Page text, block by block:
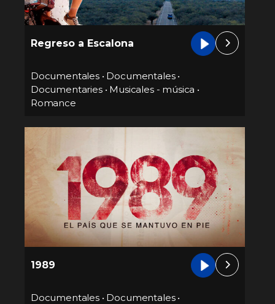
Regreso a Escalona
Documentales• Documentales•
Documentaries• Musicales - música •
Romance
1989
Documentales• Documentales•